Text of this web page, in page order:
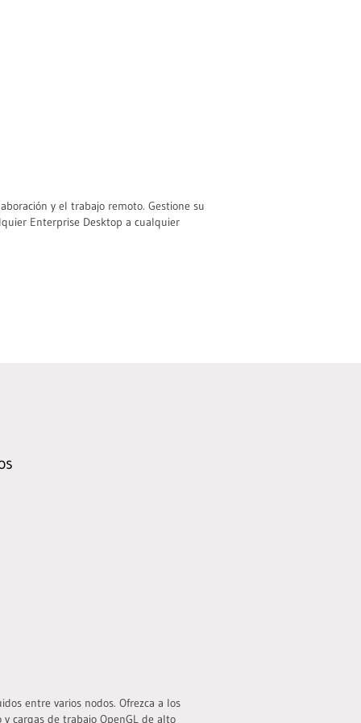
y el trabajo remoto. Gestione su
Enterprise Desktop a cualquier
entre varios nodos. Ofrezca a los
cargas de trabajo OpenGL de alto